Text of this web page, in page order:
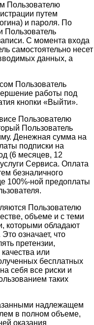
Пользователю
путем
и пароля. По
Пользователь
С момента входа
самостоятельно несет
данных, а
Пользователь
работы под
кнопки «Выйти».
Пользователю
Пользователь
Денежная сумма на
подписки на
(6 месяцев, 12
Сервиса. Оплата
безналичного
100%-ной предоплаты
Пользователю
объеме и с теми
которыми обладают
означает, что
претензии,
или
бесплатных
себя все риски и
таких
надлежащем
в полном объеме,
оказания